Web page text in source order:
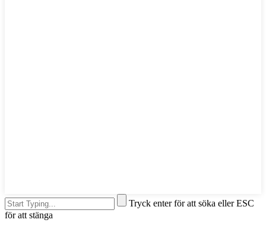
Tryck enter för att söka eller ESC
för att stänga